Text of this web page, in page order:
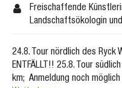
Freischaffende
Landschaftsökologin
24.8. Tour nördlich des Ryck
ENTFÄLLT!! 25.8. Tour
km; Anmeldung noch